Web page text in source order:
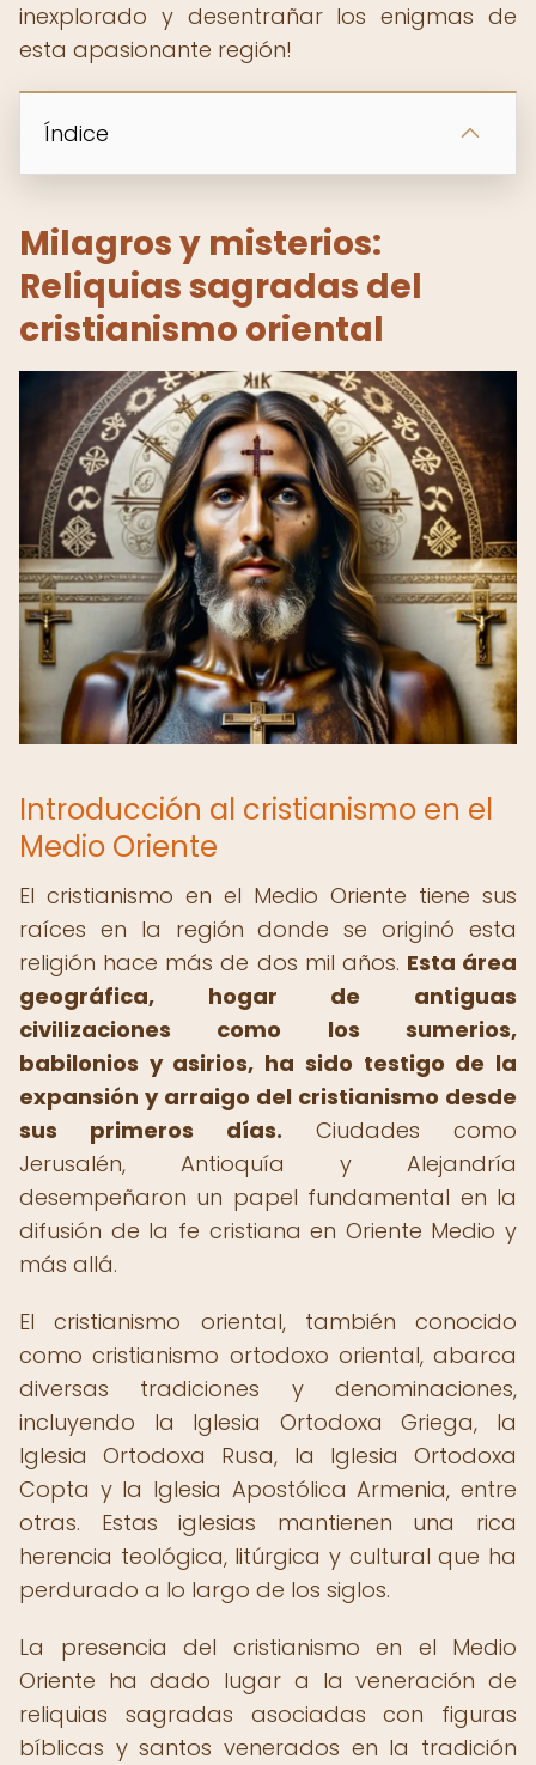
inexplorado y desentrañar los enigmas de
esta apasionante región!
Índice
Milagros y misterios:
Reliquias sagradas del
cristianismo oriental
Introducción al cristianismo en el
Medio Oriente
El cristianismo en el Medio Oriente tiene sus
raíces en la región donde se originó esta
religión hace más de dos mil años. Esta área
geográfica, hogar de antiguas
civilizaciones como los sumerios,
babilonios y asirios, ha sido testigo de la
expansión y arraigo del cristianismo desde
sus primeros días. Ciudades como
Jerusalén, Antioquía y Alejandría
desempeñaron un papel fundamental en la
difusión de la fe cristiana en Oriente Medio y
más allá.
El cristianismo oriental, también conocido
como cristianismo ortodoxo oriental, abarca
diversas tradiciones y denominaciones,
incluyendo la Iglesia Ortodoxa Griega, la
Iglesia Ortodoxa Rusa, la Iglesia Ortodoxa
Copta y la Iglesia Apostólica Armenia, entre
otras. Estas iglesias mantienen una rica
herencia teológica, litúrgica y cultural que ha
perdurado a lo largo de los siglos.
La presencia del cristianismo en el Medio
Oriente ha dado lugar a la veneración de
reliquias sagradas asociadas con figuras
bíblicas y santos venerados en la tradición